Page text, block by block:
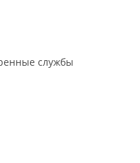
службы